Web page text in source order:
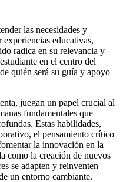
las necesidades y
experiencias educativas,
radica en su relevancia y
en el centro del
quién será su guía y apoyo
juegan un papel crucial al
fundamentales que
Estas habilidades,
el pensamiento crítico
la innovación en la
como la creación de nuevos
se adapten y reinventen
un entorno cambiante.